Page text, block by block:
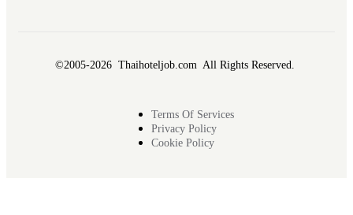
©2005-2026 Thaihoteljob.com All Rights Reserved.
Terms Of Services
Privacy Policy
Cookie Policy